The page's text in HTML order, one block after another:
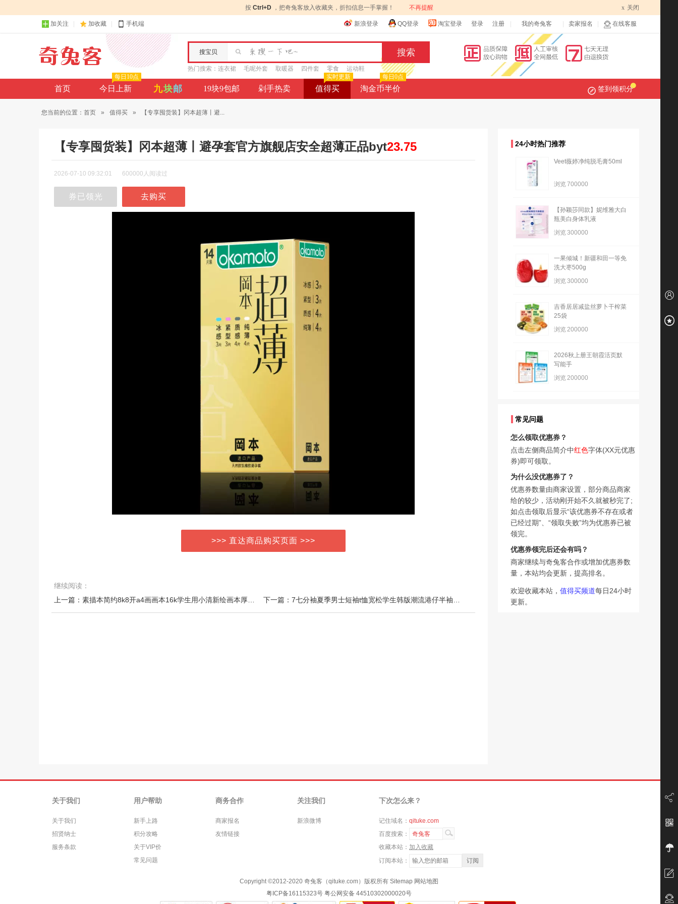
按 Ctrl+D ，把奇兔客放入收藏夹，折扣信息一手掌握！ 不再提醒 x 关闭
加关注 加收藏 手机端 新浪登录 QQ登录 淘宝登录 登录 注册 我的奇兔客 卖家报名 在线客服
搜宝贝
热门搜索： 连衣裙 毛呢外套 取暖器 四件套 零食 运动鞋
首页 今日上新
每日10点
九块邮 19块9包邮 剁手热卖 值得买
实时更新
淘金币半价
每日0点
签到领积分
您当前的位置： 首页 » 值得买 » 【专享囤货装】冈本超薄丨避...
【专享囤货装】冈本超薄丨避孕套官方旗舰店安全超薄正品byt23.75
2026-07-10 09:32:01 600000人阅读过
券已领光 去购买
>>> 直达商品购买页面 >>>
继续阅读：
24小时热门推荐
Veet薇婷净纯脱毛膏50ml
浏览700000
【孙颖莎同款】妮维雅大白
瓶美白身体乳液
浏览300000
一果倾城！新疆和田一等免
洗大枣500g
浏览300000
吉香居居减盐丝萝卜干榨菜
25袋
浏览200000
2026秋上册王朝霞活页默
写能手
浏览200000
常见问题
怎么领取优惠券？
点击左侧商品简介中红色字体(XX元优惠
券)即可领取。
为什么没优惠券了？
优惠券数量由商家设置，部分商品商家
给的较少，活动刚开始不久就被秒完了;
如点击领取后显示“该优惠券不存在或者
已经过期”、“领取失败”均为优惠券已被
领完。
优惠券领完后还会有吗？
商家继续与奇兔客合作或增加优惠券数
量，本站均会更新，提高排名。
欢迎收藏本站， 值得买频道每日24小时
更新。
关于我们
关于我们
招贤纳士
服务条款
用户帮助
新手上路
积分攻略
关于VIP价
常见问题
商务合作
商家报名
友情链接
关注我们
新浪微博
下次怎么来？
记住域名： qituke.com
百度搜索：
奇兔客
收藏本站： 加入收藏
订阅本站：
Copyright ©2012-2020 奇兔客（qituke.com）版权所有 Sitemap 网站地图
粤ICP备16115323号 粤公网安备 44510302000020号